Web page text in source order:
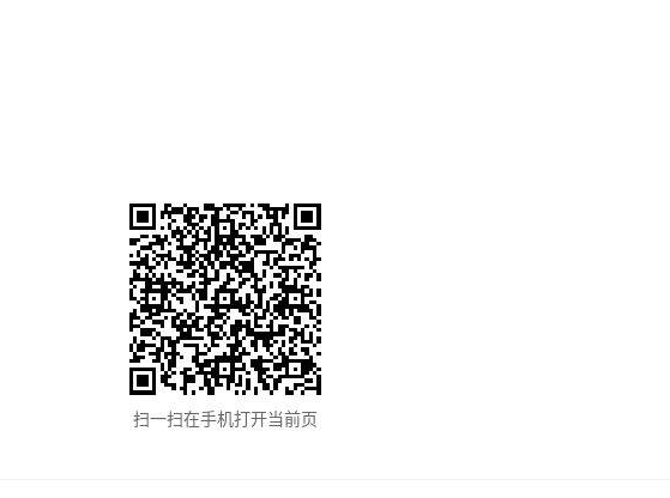
扫一扫在手机打开当前页